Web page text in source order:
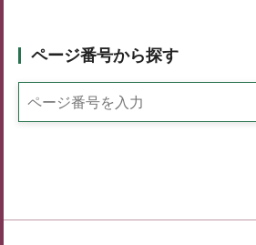
ページ番号から探す